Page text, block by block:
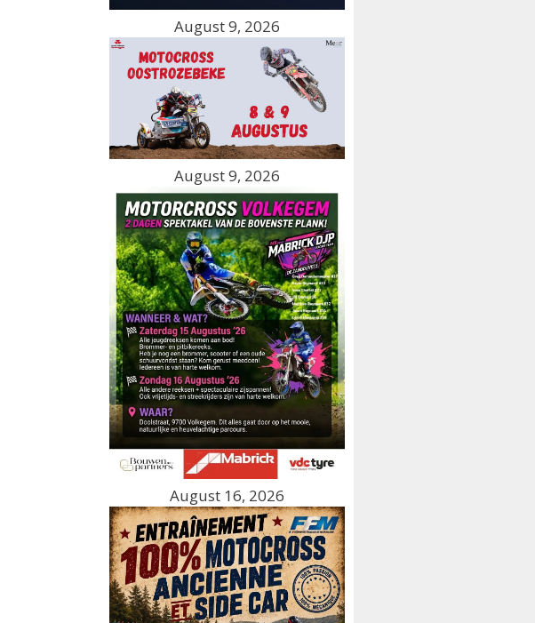
August 9, 2026
August 9, 2026
August 16, 2026